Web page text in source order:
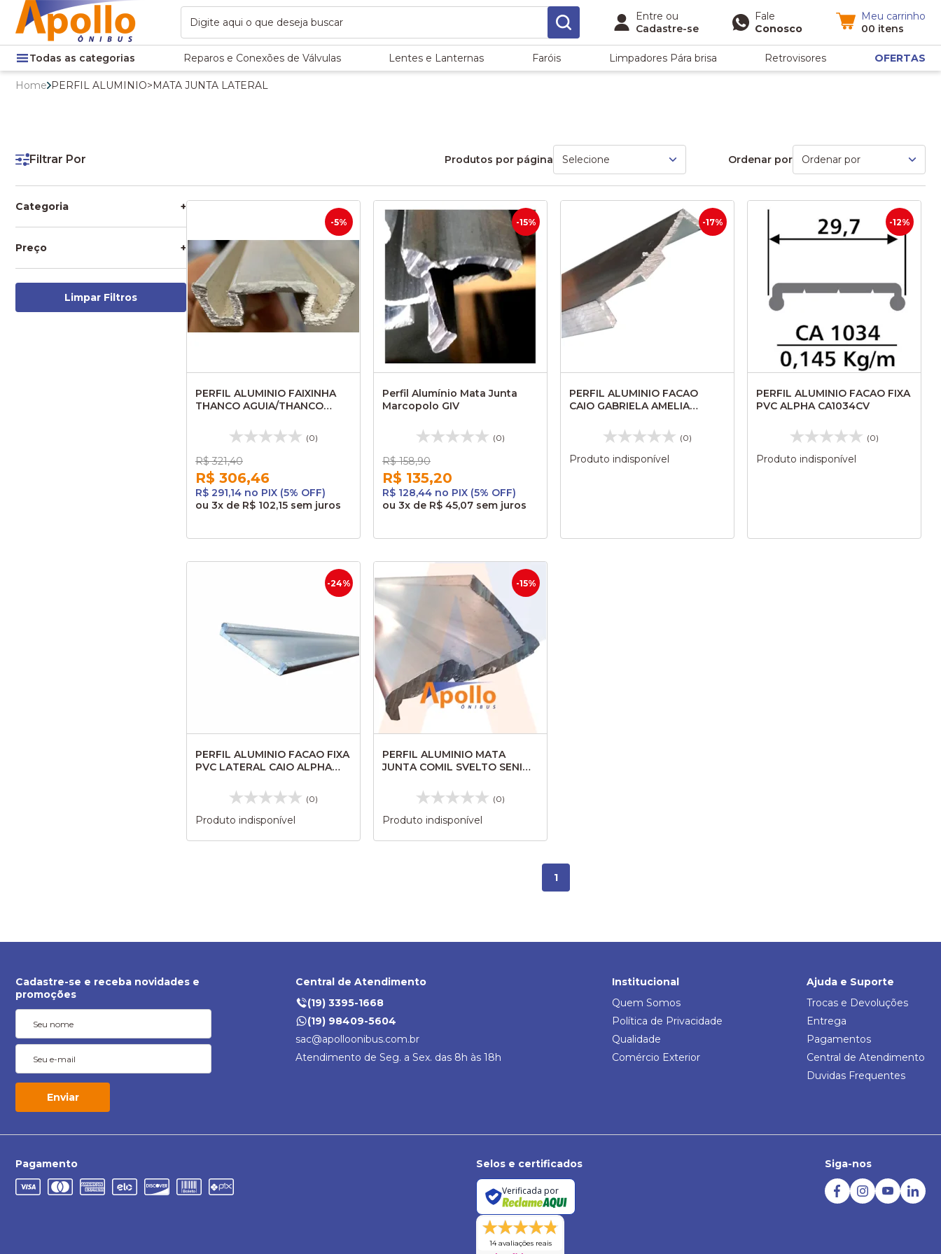
Entre ou
Cadastre-se
Fale
Conosco
Meu carrinho
00 itens
Todas as categorias Reparos e Conexões de Válvulas Lentes e Lanternas Faróis Limpadores Pára brisa Retrovisores OFERTAS
Home PERFIL ALUMINIO>MATA JUNTA LATERAL
Filtrar Por Produtos por página Ordenar por
Categoria
+
Preço +
Limpar Filtros
-5%
PERFIL ALUMINIO FAIXINHA
THANCO AGUIA/THANCO
(0)
R$ 321,40
R$ 306,46
R$ 291,14 no PIX (5% OFF)
ou 3x de R$ 102,15 sem juros
-15%
Perfil Alumínio Mata Junta
Marcopolo GIV
(0)
R$ 158,90
R$ 135,20
R$ 128,44 no PIX (5% OFF)
ou 3x de R$ 45,07 sem juros
-17%
PERFIL ALUMINIO FACAO
CAIO GABRIELA AMELIA
(0)
Produto indisponível
-12%
PERFIL ALUMINIO FACAO FIXA
PVC ALPHA CA1034CV
(0)
Produto indisponível
-24%
PERFIL ALUMINIO FACAO FIXA
PVC LATERAL CAIO ALPHA
(0)
Produto indisponível
-15%
PERFIL ALUMINIO MATA
JUNTA COMIL SVELTO SENIOR
(0)
Produto indisponível
1
Cadastre-se e receba novidades e
promoções
Enviar
Central de Atendimento
(19) 3395-1668
(19) 98409-5604
sac@apolloonibus.com.br
Atendimento de Seg. a Sex. das 8h às 18h
Institucional
Quem Somos
Política de Privacidade
Qualidade
Comércio Exterior
Ajuda e Suporte
Trocas e Devoluções
Entrega
Pagamentos
Central de Atendimento
Duvidas Frequentes
Pagamento Selos e certificados
Verificada por
14 avaliações reais
Siga-nos